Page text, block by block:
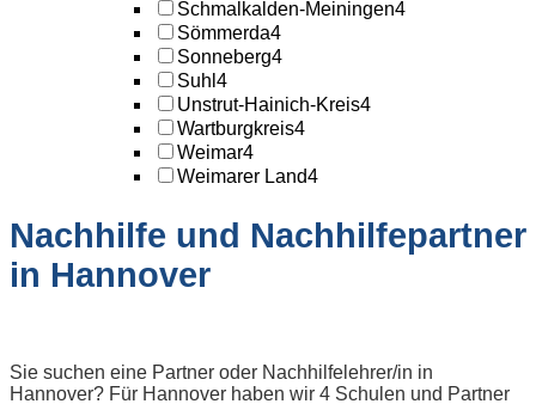
Schmalkalden-Meiningen4
Sömmerda4
Sonneberg4
Suhl 4
Unstrut-Hainich-Kreis4
Wartburgkreis4
Weimar4
Weimarer Land4
Nachhilfe und Nachhilfepartner
in Hannover
Sie suchen eine Partner oder Nachhilfelehrer/in in
Hannover? Für Hannover haben wir 4 Schulen und Partner